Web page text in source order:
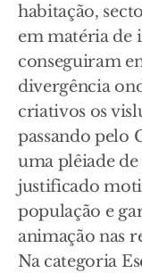
habitação,
em matéria de
conseguiram
divergência
criativos os
passando pelo
uma plêiade
justificado
população e
animação nas
Na categoria